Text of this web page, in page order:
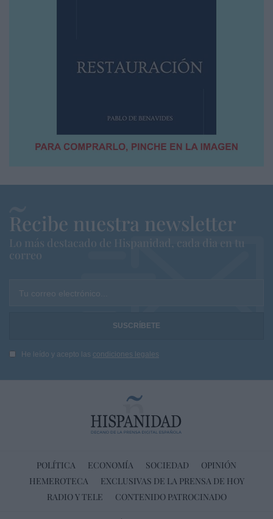
Recibe nuestra newsletter
Lo más destacado de Hispanidad, cada dia en tu
correo
Tu correo electrónico...
He leído y acepto las condiciones legales
POLÍTICA ECONOMÍA SOCIEDAD
OPINIÓN
HEMEROTECA
EXCLUSIVAS DE LA PRENSA DE HOY
RADIO Y TELE
CONTENIDO PATROCINADO